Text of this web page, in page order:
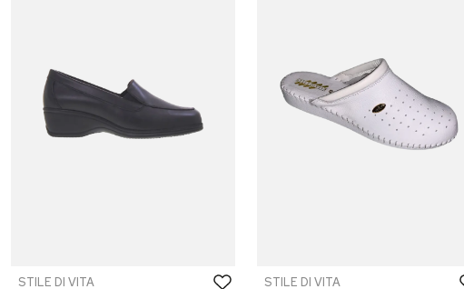
STILE DI VITA STILE DI VITA